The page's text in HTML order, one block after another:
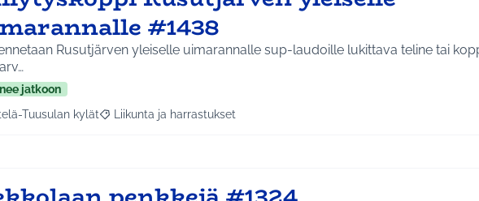
#1438
Rusutjärven yleiselle uimarannalle sup-laudoille lukittava teline tai koppi
jatkoon
tulokset aihepiirin mukaan: Etelä-Tuusulan kylät
Tuusulan kylät Rajaa tulokset teeman mukaan: Liikunta ja harrastukset
Liikunta ja harrastukset